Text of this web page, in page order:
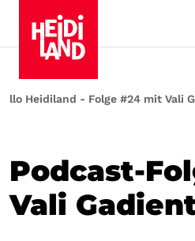
Heidiland - Folge #24 mit Vali
Podcast-
Vali